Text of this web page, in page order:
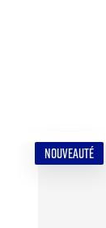
NOUVEAUTÉ